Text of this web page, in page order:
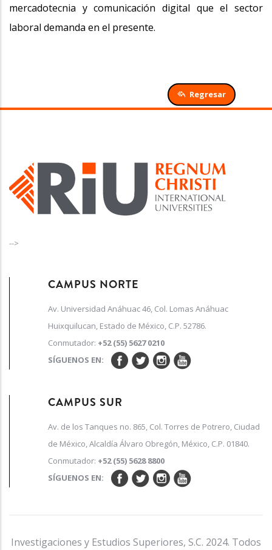
mercadotecnia y comunicación digital que el sector
laboral demanda en el presente.
Regresar
-->
CAMPUS NORTE
Av. Universidad Anáhuac 46, Col. Lomas Anáhuac
Huixquilucan, Estado de México, C.P. 52786.
Conmutador: +52 (55) 5627 0210
SÍGUENOS EN:
CAMPUS SUR
Av. de los Tanques no. 865, Col. Torres de Potrero, Ciudad
de México, Alcaldía Álvaro Obregón, México, C.P. 01840.
Conmutador: +52 (55) 5628 8800
SÍGUENOS EN:
Investigaciones y Estudios Superiores, S.C. 2024. Todos